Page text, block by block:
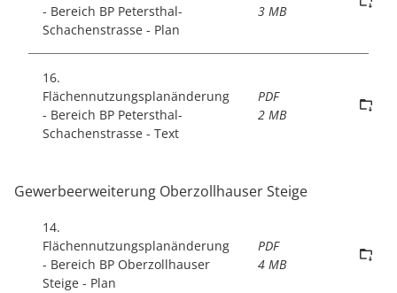
- Bereich BP Petersthal-
Schachenstrasse - Plan
3 MB
16.
Flächennutzungsplanänderung
- Bereich BP Petersthal-
Schachenstrasse - Text
PDF
2 MB
Gewerbeerweiterung Oberzollhauser Steige
14.
Flächennutzungsplanänderung
- Bereich BP Oberzollhauser
Steige - Plan
PDF
4 MB